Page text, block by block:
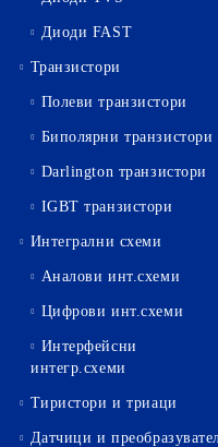
Диоди FAST
Транзистори
Полеви транзистори
Биполярни транзистори
Darlington транзистори
IGBT транзистори
Интегрални схеми
Аналови инт.схеми
Цифрови инт.схеми
Интерфейсни
интегр.схеми
Тиристори и триаци
Датчици и